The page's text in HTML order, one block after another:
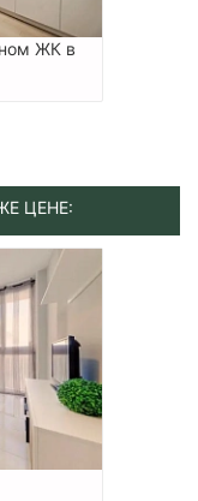
ЖК в
ЦЕНЕ: